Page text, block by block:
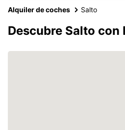
Alquiler de coches Salto
Descubre Salto con